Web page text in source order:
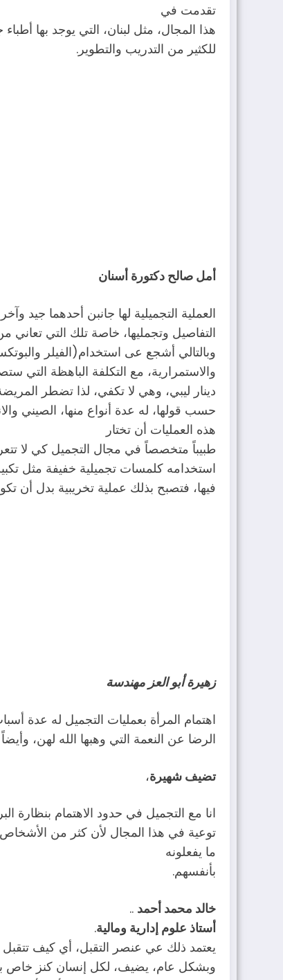
تقدمت في
هذا المجال، مثل لبنان، التي يوجد بها
للكثير من التدريب والتطوير.
أمل صالح دكتورة أسنان
العملية التجميلية لها جانبن أحدهما جيد
التفاصيل وتجمليها، خاصة تلك التي
وبالتالي أشجع عى استخدام(الفيلر
دينار ليبي، وهي لا تكفي، لذا تضطر
حسب قولها، له عدة أنواع منها، الصيني
هذه العمليات أن تختار
طبيباً متخصصاً في مجال التجميل كي لا
استخدامه كلمسات تجميلية خفيفة مثل
فيها، فتصبح بذلك عملية تخريبية بدل أن
زهيرة أبو العز مهندسة
اهتمام المرأة بعمليات التجميل له عدة
الرضا عن النعمة التي وهبها الله لهن،
تضيف شهيرة،
انا مع التجميل في حدود الاهتمام بنظارة
توعية في هذا المجال لأن كثر من
ما يفعلونه
بأنفسهم.
خالد محمد أحمد ..
أستاذ علوم إدارية ومالية.
يعتمد ذلك عي عنصر التقبل، أي كيف تتقبل
وبشكل عام، يضيف، لكل إنسان كنز خاص